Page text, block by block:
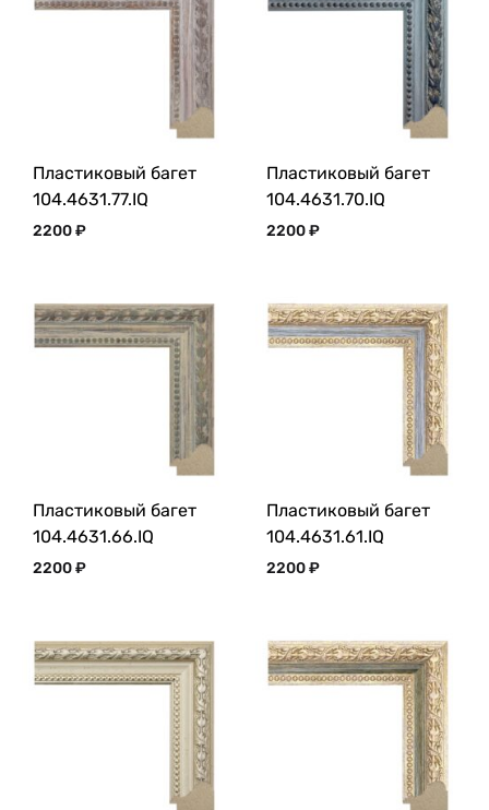
Пластиковый багет
104.4631.77.IQ
2200₽
Пластиковый багет
104.4631.70.IQ
2200₽
Пластиковый багет
104.4631.66.IQ
2200₽
Пластиковый багет
104.4631.61.IQ
2200₽